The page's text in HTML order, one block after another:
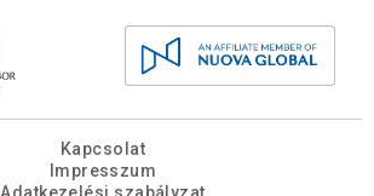
Kapcsolat
Impresszum